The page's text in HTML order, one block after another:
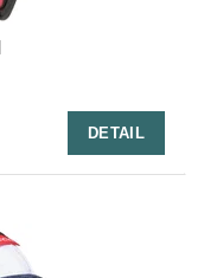
DETAIL